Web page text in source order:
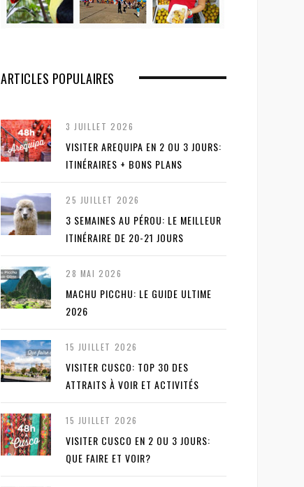
ARTICLES POPULAIRES
3 JUILLET 2026
VISITER AREQUIPA EN 2 OU 3 JOURS:
ITINÉRAIRES + BONS PLANS
25 JUILLET 2026
3 SEMAINES AU PÉROU: LE MEILLEUR
ITINÉRAIRE DE 20-21 JOURS
28 MAI 2026
MACHU PICCHU: LE GUIDE ULTIME
2026
15 JUILLET 2026
VISITER CUSCO: TOP 30 DES
ATTRAITS À VOIR ET ACTIVITÉS
15 JUILLET 2026
VISITER CUSCO EN 2 OU 3 JOURS:
QUE FAIRE ET VOIR?